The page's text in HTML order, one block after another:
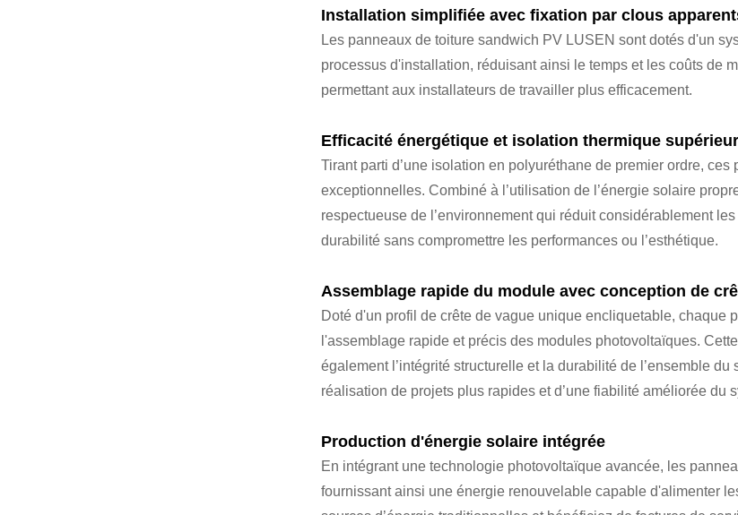
Installation simplifiée avec fixation par clous
Les panneaux de toiture sandwich PV LUSEN sont dotés d'un
processus d'installation, réduisant ainsi le temps et les coûts de
permettant aux installateurs de travailler plus efficacement.
Efficacité énergétique et isolation thermique
Tirant parti d’une isolation en polyuréthane de premier ordre,
exceptionnelles. Combiné à l’utilisation de l’énergie solaire
respectueuse de l’environnement qui réduit considérablement
durabilité sans compromettre les performances ou l’esthétique.
Assemblage rapide du module avec conception de
Doté d'un profil de crête de vague unique encliquetable,
l'assemblage rapide et précis des modules photovoltaïques.
également l’intégrité structurelle et la durabilité de l’ensemble
réalisation de projets plus rapides et d’une fiabilité améliorée du
Production d'énergie solaire intégrée
En intégrant une technologie photovoltaïque avancée, les
fournissant ainsi une énergie renouvelable capable d'alimenter